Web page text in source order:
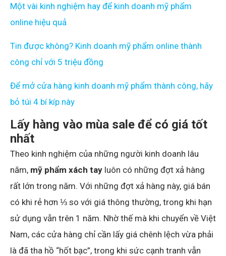
Một vài kinh nghiệm hay để kinh doanh mỹ phẩm
online hiệu quả
Tin được không? Kinh doanh mỹ phẩm online thành
công chỉ với 5 triệu đồng
Để mở cửa hàng kinh doanh mỹ phẩm thành công, hãy
bỏ túi 4 bí kíp này
Lấy hàng vào mùa sale để có giá tốt
nhất
Theo kinh nghiệm của những người kinh doanh lâu
năm, mỹ phẩm xách tay luôn có những đợt xả hàng
rất lớn trong năm. Với những đợt xả hàng này, giá bán
có khi rẻ hơn ⅓ so với giá thông thường, trong khi hạn
sử dụng vẫn trên 1 năm. Nhờ thế mà khi chuyển về Việt
Nam, các cửa hàng chỉ cần lấy giá chênh lệch vừa phải
là đã tha hồ “hốt bạc”, trong khi sức cạnh tranh vẫn